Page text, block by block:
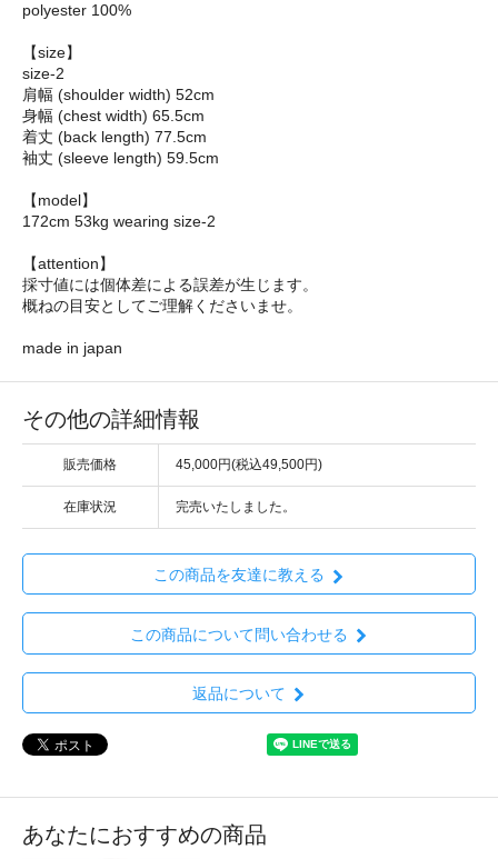
polyester 100%
【size】
size-2
肩幅 (shoulder width) 52cm
身幅 (chest width) 65.5cm
着丈 (back length) 77.5cm
袖丈 (sleeve length) 59.5cm
【model】
172cm 53kg wearing size-2
【attention】
採寸値には個体差による誤差が生じます。
概ねの目安としてご理解くださいませ。
made in japan
その他の詳細情報
販売価格 45,000円(税込49,500円)
在庫状況 完売いたしました。
この商品を友達に教える
この商品について問い合わせる
返品について
あなたにおすすめの商品